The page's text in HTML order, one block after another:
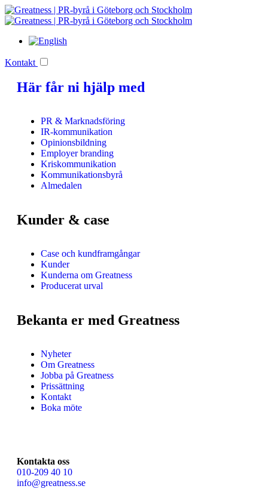
Kontakt
Här får ni hjälp med
PR & Marknadsföring
IR-kommunikation
Opinionsbildning
Employer branding
Kriskommunikation
Kommunikationsbyrå
Almedalen
Kunder & case
Case och kundframgångar
Kunder
Kunderna om Greatness
Producerat urval
Bekanta er med Greatness
Nyheter
Om Greatness
Jobba på Greatness
Prissättning
Kontakt
Boka möte
Kontakta oss
010-209 40 10
info@greatness.se